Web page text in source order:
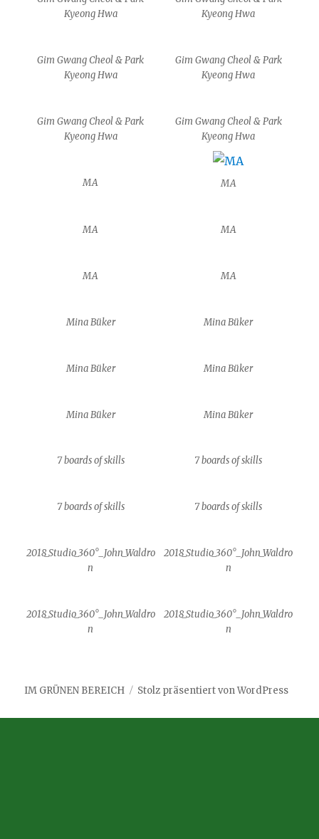
Kyeong Hwa
Kyeong Hwa
Gim Gwang Cheol & Park
Kyeong Hwa
Gim Gwang Cheol & Park
Kyeong Hwa
Gim Gwang Cheol & Park
Kyeong Hwa
Gim Gwang Cheol & Park
Kyeong Hwa
MA MA
MA MA
MA MA
Mina Büker Mina Büker
Mina Büker Mina Büker
Mina Büker Mina Büker
7 boards of skills 7 boards of skills
7 boards of skills 7 boards of skills
2018_Studio_360°_John_Waldro
n
2018_Studio_360°_John_Waldro
n
2018_Studio_360°_John_Waldro
n
2018_Studio_360°_John_Waldro
n
IM GRÜNEN BEREICH Stolz präsentiert von WordPress